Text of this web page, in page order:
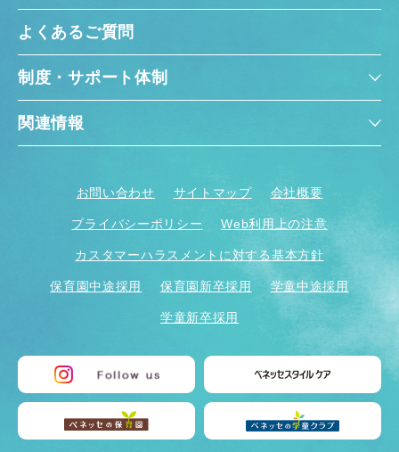
よくあるご質問
制度・サポート体制
関連情報
お問い合わせ サイトマップ 会社概要
プライバシーポリシー Web利用上の注意
カスタマーハラスメントに対する基本方針
保育園中途採用 保育園新卒採用 学童中途採用
学童新卒採用